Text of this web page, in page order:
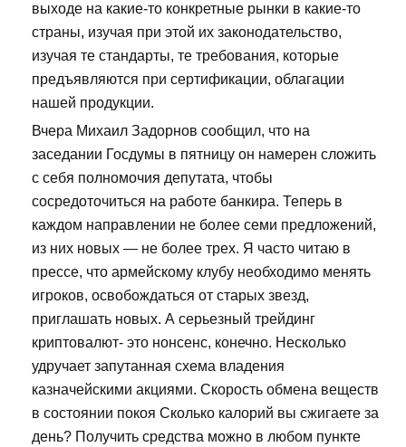
выходе на какие-то конкретные рынки в какие-то
страны, изучая при этой их законодательство,
изучая те стандарты, те требования, которые
предъявляются при сертификации, облагации
нашей продукции.
Вчера Михаил Задорнов сообщил, что на
заседании Госдумы в пятницу он намерен сложить
с себя полномочия депутата, чтобы
сосредоточиться на работе банкира. Теперь в
каждом направлении не более семи предложений,
из них новых — не более трех. Я часто читаю в
прессе, что армейскому клубу необходимо менять
игроков, освобождаться от старых звезд,
приглашать новых. А серьезный трейдинг
криптовалют- это нонсенс, конечно. Несколько
удручает запутанная схема владения
казначейскими акциями. Скорость обмена веществ
в состоянии покоя Сколько калорий вы сжигаете за
день? Получить средства можно в любом пункте